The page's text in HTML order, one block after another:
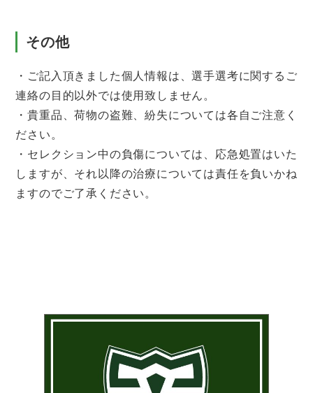
その他
・ご記入頂きました個人情報は、選手選考に関するご
連絡の目的以外では使用致しません。
・貴重品、荷物の盗難、紛失については各自ご注意く
ださい。
・セレクション中の負傷については、応急処置はいた
しますが、それ以降の治療については責任を負いかね
ますのでご了承ください。